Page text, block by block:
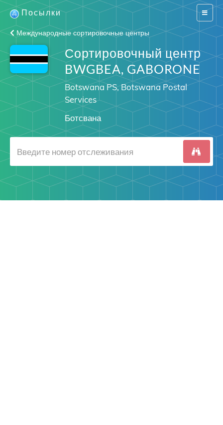
Switch
Посылки
Международные сортировочные центры
Сортировочный центр
BWGBEA, GABORONE
Botswana PS, Botswana Postal
Services
Ботсвана